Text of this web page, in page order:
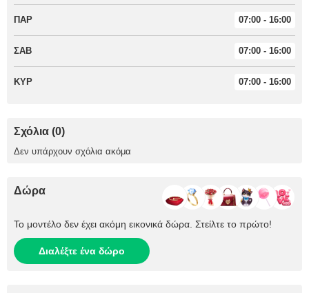
ΠΑΡ 07:00 - 16:00
ΣΑΒ 07:00 - 16:00
ΚΥΡ 07:00 - 16:00
Σχόλια (0)
Δεν υπάρχουν σχόλια ακόμα
Δώρα
Το μοντέλο δεν έχει ακόμη εικονικά δώρα. Στείλτε το πρώτο!
Διαλέξτε ένα δώρο